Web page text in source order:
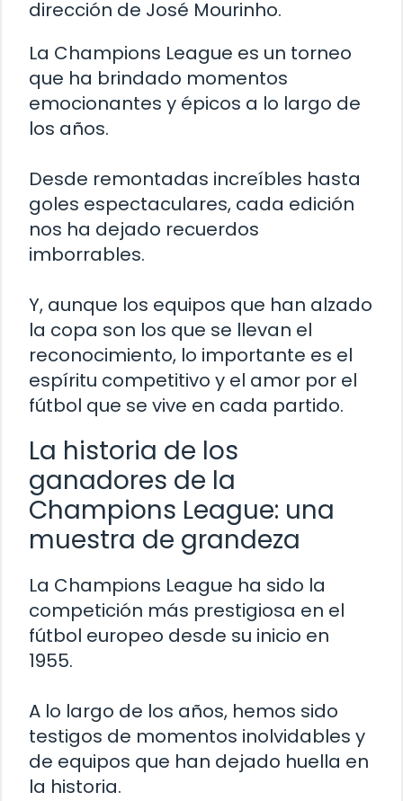
dirección de José Mourinho.
La Champions League es un torneo
que ha brindado momentos
emocionantes y épicos a lo largo de
los años.
Desde remontadas increíbles hasta
goles espectaculares, cada edición
nos ha dejado recuerdos
imborrables.
Y, aunque los equipos que han alzado
la copa son los que se llevan el
reconocimiento, lo importante es el
espíritu competitivo y el amor por el
fútbol que se vive en cada partido.
La historia de los
ganadores de la
Champions League: una
muestra de grandeza
La Champions League ha sido la
competición más prestigiosa en el
fútbol europeo desde su inicio en
1955.
A lo largo de los años, hemos sido
testigos de momentos inolvidables y
de equipos que han dejado huella en
la historia.